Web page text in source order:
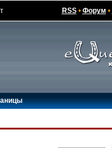
RSS• Форум •